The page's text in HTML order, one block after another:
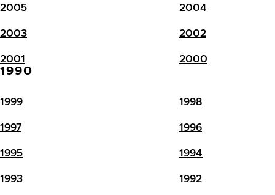
2005 2004
2003 2002
2001 2000
1990
1999 1998
1997 1996
1995 1994
1993 1992